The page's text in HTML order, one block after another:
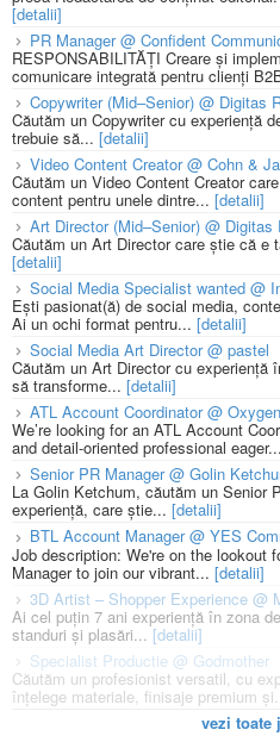
[detalii]
PR Manager @ Confident
RESPONSABILITĂȚI Creare și
comunicare integrată pentru clienți
Copywriter (Mid–Senior) @ Digitas
Căutăm un Copywriter cu experiență
trebuie să... [detalii]
Video Content Creator @ Cohn &
Căutăm un Video Content Creator
content pentru unele dintre... [detalii]
Art Director (Mid–Senior) @ Digitas
Căutăm un Art Director care știe că e
[detalii]
Social Media Specialist wanted @
Ești pasionat(ă) de social media,
Ai un ochi format pentru... [detalii]
Social Media Art Director @ pastel
Căutăm un Art Director cu experiență
să transforme... [detalii]
ATL Account Coordinator @ Oxygen
We’re looking for an ATL Account
and detail-oriented professional eager...
Senior PR Manager @ Golin
La Golin Ketchum, căutăm un Senior
experiență, care știe... [detalii]
BTL Account Manager @ YES
Job description: We're on the lookout
Manager to join our vibrant... [detalii]
3D Artist – Shopper Experience @
Ai cel puțin 7 ani experiență în zona
standuri și plasări...[detalii]
Specialist Productie @ Godmother
Căutăm un profesionist versatil, cu
înțelege materiale, finisaje premium
vezi toate